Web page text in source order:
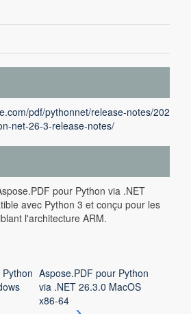
pdf/pythonnet/release-notes/202
net-26-3-release-notes/
pour Python via .NET
avec Python 3 et conçu pour les
l'architecture ARM.
Aspose.PDF pour Python
via .NET 26.3.0 MacOS
x86-64